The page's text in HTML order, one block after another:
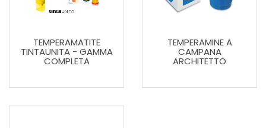
TEMPERAMATITE
TINTAUNITA - GAMMA
COMPLETA
TEMPERAMINE A
CAMPANA
ARCHITETTO